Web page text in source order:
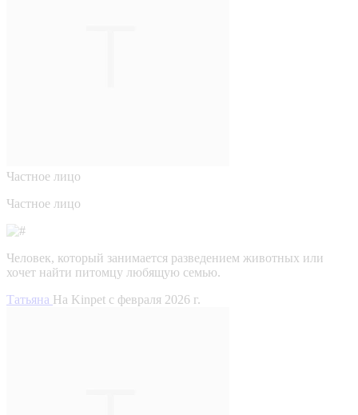
Частное лицо
Частное лицо
Человек, который занимается разведением животных или
хочет найти питомцу любящую семью.
Татьяна На Kinpet c февраля 2026 г.